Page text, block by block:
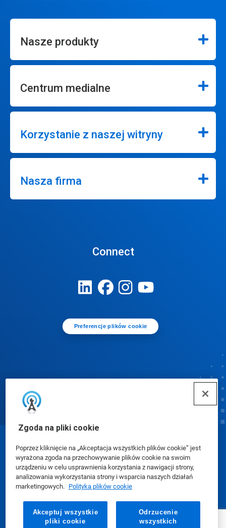
Zgoda na pliki cookie
Poprzez kliknięcie na „Akceptacja wszystkich plików cookie” jest
wyrażona zgoda na przechowywanie plików cookie na swoim
urządzeniu w celu usprawnienia korzystania z nawigacji strony,
analizowania wykorzystania strony i wsparcia naszych działań
marketingowych. Polityka plików cookie
Akceptuj wszystkie
pliki cookie
Odrzucenie
wszystkich
Nasze produkty
Centrum medialne
Korzystanie z naszej witryny
Nasza firma
Connect
Preferencje plików cookie
© Ecolab Inc. 2025
Karty charakterystyki (SDS)|Polityka prywatności
Warunki użytkowania